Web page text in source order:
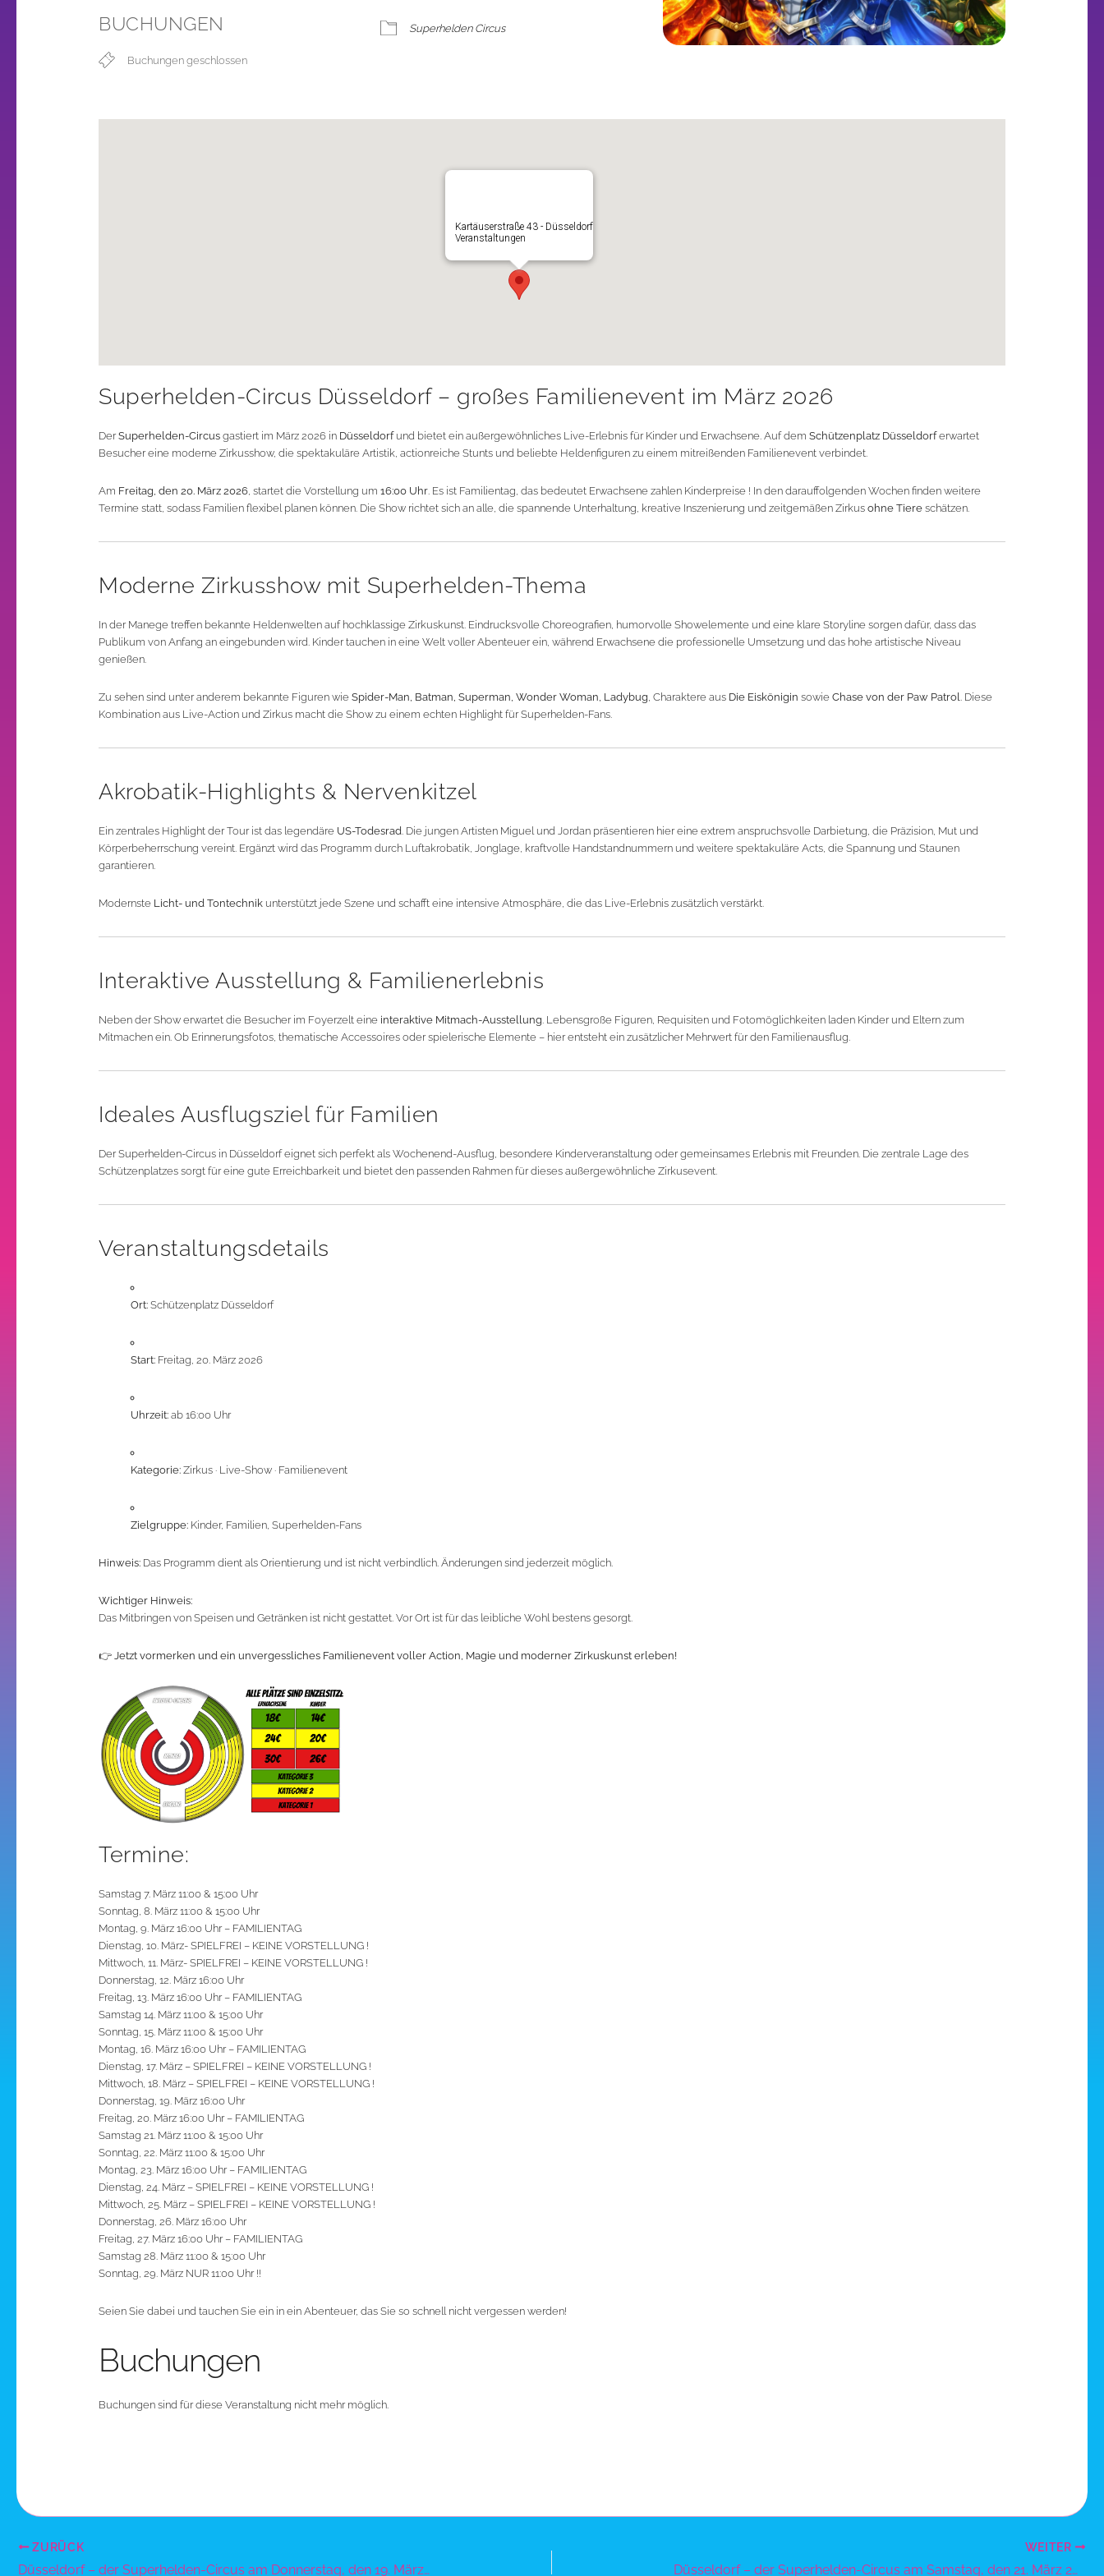
BUCHUNGEN
Buchungen geschlossen
Superhelden Circus
Kartäuserstraße 43 - Düsseldorf
Veranstaltungen
Superhelden-Circus Düsseldorf – großes Familienevent im März 2026
DerSuperhelden-Circus gastiert im März 2026 in Düsseldorfund bietet ein außergewöhnliches Live-Erlebnis für Kinder und Erwachsene. Auf dem Schützenplatz Düsseldorferwartet
Besucher eine moderne Zirkusshow, die spektakuläre Artistik, actionreiche Stunts und beliebte Heldenfiguren zu einem mitreißenden Familienevent verbindet.
Am Freitag, den 20. März 2026, startet die Vorstellung um 16:00 Uhr. Es ist Familientag, das bedeutet Erwachsene zahlen Kinderpreise ! In den darauffolgenden Wochen finden weitere
Termine statt, sodass Familien flexibel planen können. Die Show richtet sich an alle, die spannende Unterhaltung, kreative Inszenierung und zeitgemäßen Zirkus ohne Tiere schätzen.
Moderne Zirkusshow mit Superhelden-Thema
In der Manege treffen bekannte Heldenwelten auf hochklassige Zirkuskunst. Eindrucksvolle Choreografien, humorvolle Showelemente und eine klare Storyline sorgen dafür, dass das
Publikum von Anfang an eingebunden wird. Kinder tauchen in eine Welt voller Abenteuer ein, während Erwachsene die professionelle Umsetzung und das hohe artistische Niveau
genießen.
Zu sehen sind unter anderem bekannte Figuren wie Spider-Man, Batman, Superman, Wonder Woman, Ladybug, Charaktere aus Die Eiskönigin sowie Chase von der Paw Patrol. Diese
Kombination aus Live-Action und Zirkus macht die Show zu einem echten Highlight für Superhelden-Fans.
Akrobatik-Highlights & Nervenkitzel
Ein zentrales Highlight der Tour ist das legendäre US-Todesrad. Die jungen Artisten Miguel und Jordan präsentieren hier eine extrem anspruchsvolle Darbietung, die Präzision, Mut und
Körperbeherrschung vereint. Ergänzt wird das Programm durch Luftakrobatik, Jonglage, kraftvolle Handstandnummern und weitere spektakuläre Acts, die Spannung und Staunen
garantieren.
Modernste Licht- und Tontechnik unterstützt jede Szene und schafft eine intensive Atmosphäre, die das Live-Erlebnis zusätzlich verstärkt.
Interaktive Ausstellung & Familienerlebnis
Neben der Show erwartet die Besucher im Foyerzelt eine interaktive Mitmach-Ausstellung. Lebensgroße Figuren, Requisiten und Fotomöglichkeiten laden Kinder und Eltern zum
Mitmachen ein. Ob Erinnerungsfotos, thematische Accessoires oder spielerische Elemente – hier entsteht ein zusätzlicher Mehrwert für den Familienausflug.
Ideales Ausflugsziel für Familien
Der Superhelden-Circus in Düsseldorf eignet sich perfekt als Wochenend-Ausflug, besondere Kinderveranstaltung oder gemeinsames Erlebnis mit Freunden. Die zentrale Lage des
Schützenplatzes sorgt für eine gute Erreichbarkeit und bietet den passenden Rahmen für dieses außergewöhnliche Zirkusevent.
Veranstaltungsdetails
Ort: Schützenplatz Düsseldorf
Start: Freitag, 20. März 2026
Uhrzeit: ab 16:00 Uhr
Kategorie: Zirkus · Live-Show · Familienevent
Zielgruppe: Kinder, Familien, Superhelden-Fans
Hinweis: Das Programm dient als Orientierung und ist nicht verbindlich. Änderungen sind jederzeit möglich.
Wichtiger Hinweis:
Das Mitbringen von Speisen und Getränken ist nicht gestattet. Vor Ort ist für das leibliche Wohl bestens gesorgt.
👉 Jetzt vormerken und ein unvergessliches Familienevent voller Action, Magie und moderner Zirkuskunst erleben!
Termine:
Samstag 7. März 11:00 & 15:00 Uhr
Sonntag, 8. März 11:00 & 15:00 Uhr
Montag, 9. März 16:00 Uhr – FAMILIENTAG
Dienstag, 10. März- SPIELFREI – KEINE VORSTELLUNG !
Mittwoch, 11. März- SPIELFREI – KEINE VORSTELLUNG !
Donnerstag, 12. März 16:00 Uhr
Freitag, 13. März 16:00 Uhr – FAMILIENTAG
Samstag 14. März 11:00 & 15:00 Uhr
Sonntag, 15. März 11:00 & 15:00 Uhr
Montag, 16. März 16:00 Uhr – FAMILIENTAG
Dienstag, 17. März – SPIELFREI – KEINE VORSTELLUNG !
Mittwoch, 18. März – SPIELFREI – KEINE VORSTELLUNG !
Donnerstag, 19. März 16:00 Uhr
Freitag, 20. März 16:00 Uhr – FAMILIENTAG
Samstag 21. März 11:00 & 15:00 Uhr
Sonntag, 22. März 11:00 & 15:00 Uhr
Montag, 23. März 16:00 Uhr – FAMILIENTAG
Dienstag, 24. März – SPIELFREI – KEINE VORSTELLUNG !
Mittwoch, 25. März – SPIELFREI – KEINE VORSTELLUNG !
Donnerstag, 26. März 16:00 Uhr
Freitag, 27. März 16:00 Uhr – FAMILIENTAG
Samstag 28. März 11:00 & 15:00 Uhr
Sonntag, 29. März NUR 11:00 Uhr !!
Seien Sie dabei und tauchen Sie ein in ein Abenteuer, das Sie so schnell nicht vergessen werden!
Buchungen
Buchungen sind für diese Veranstaltung nicht mehr möglich.
ZURÜCK
Düsseldorf – der Superhelden-Circus am Donnerstag, den 19. März 2026 um 16 Uhr auf dem Schützenplatz
WEITER
Düsseldorf – der Superhelden-Circus am Samstag, den 21. März 2026 um 11 Uhr auf dem Schützenplatz